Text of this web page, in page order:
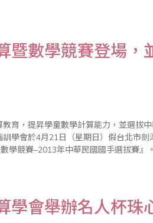
暨數學競賽登場，
育，提昇學童數學計算能力，並選拔
學會於4月21日（星期日）假台北市
年中華民國國手選拔賽』。 本屆比賽分心算與數學項目，
學會舉辦名人杯珠